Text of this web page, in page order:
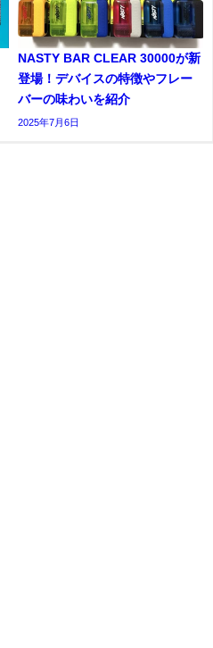
NASTY BAR CLEAR 30000が新
登場！デバイスの特徴やフレー
バーの味わいを紹介
2025年7月6日